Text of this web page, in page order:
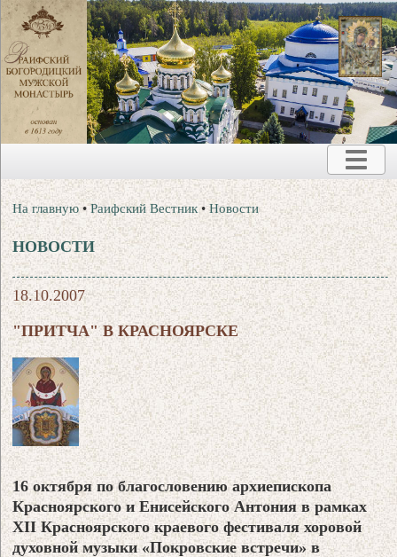
На главную •Раифский Вестник •Новости
НОВОСТИ
18.10.2007
"ПРИТЧА" В КРАСНОЯРСКЕ
16 октября по благословению архиепископа
Красноярского и Енисейского Антония в рамках
XII Красноярского краевого фестиваля хоровой
духовной музыки «Покровские встречи» в